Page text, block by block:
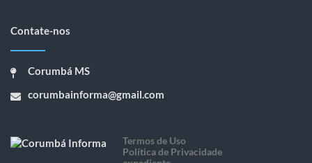
Contate-nos
Corumbá MS
corumbainforma@gmail.com
Termos de Uso
Política de Privacidade